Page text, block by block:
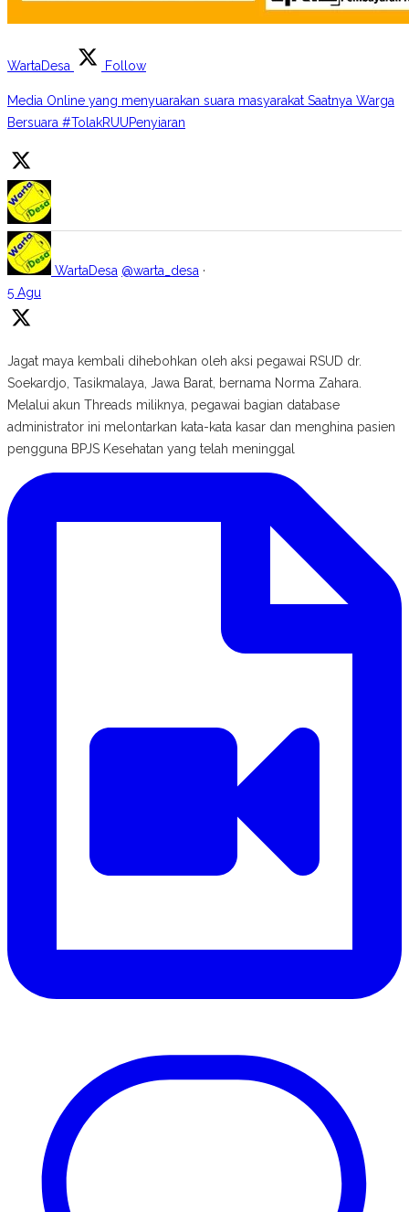
WartaDesa Follow
Media Online yang menyuarakan suara masyarakat Saatnya Warga
Bersuara #TolakRUUPenyiaran
WartaDesa @warta_desa ·
5 Agu
Jagat maya kembali dihebohkan oleh aksi pegawai RSUD dr.
Soekardjo, Tasikmalaya, Jawa Barat, bernama Norma Zahara.
Melalui akun Threads miliknya, pegawai bagian database
administrator ini melontarkan kata-kata kasar dan menghina pasien
pengguna BPJS Kesehatan yang telah meninggal